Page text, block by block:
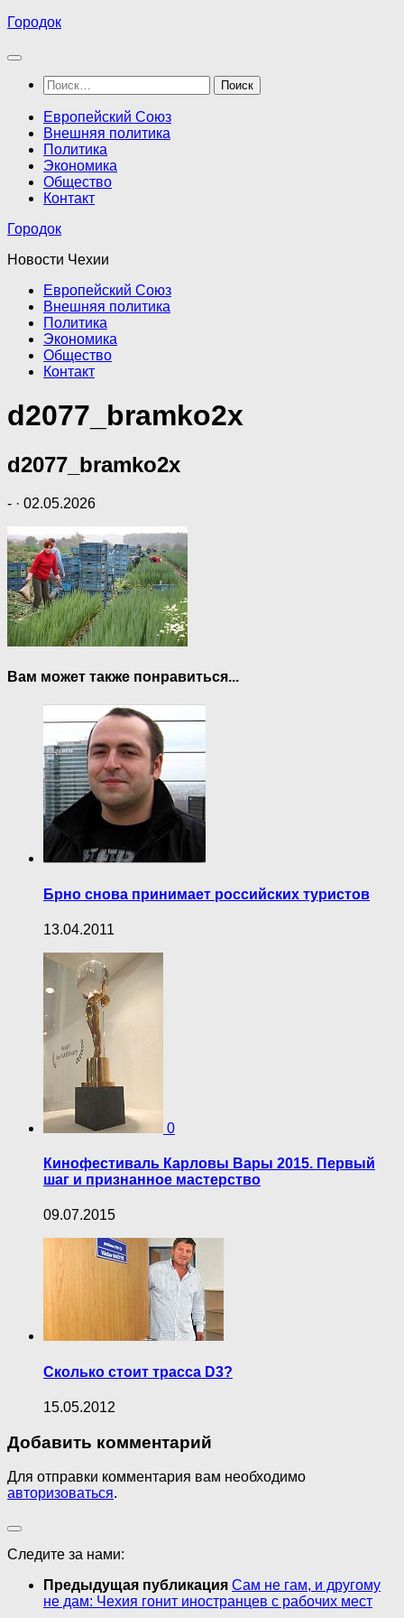
Перейти
содержимому
Городок
Найти:
Европейский Союз
Внешняя политика
Политика
Экономика
Общество
Контакт
Городок
Новости Чехии
Европейский Союз
Внешняя политика
Политика
Экономика
Общество
Контакт
d2077_bramko2x
d2077_bramko2x
- · 02.05.2026
Вам может также понравиться...
Брно снова принимает российских туристов
13.04.2011
0
Кинофестиваль Карловы Вары 2015. Первый
шаг и признанное мастерство
09.07.2015
Сколько стоит трасса D3?
15.05.2012
Добавить комментарий
Для отправки комментария вам необходимо
авторизоваться.
Следите за нами:
Предыдущая публикация Сам не гам, и другому
не дам: Чехия гонит иностранцев с рабочих мест